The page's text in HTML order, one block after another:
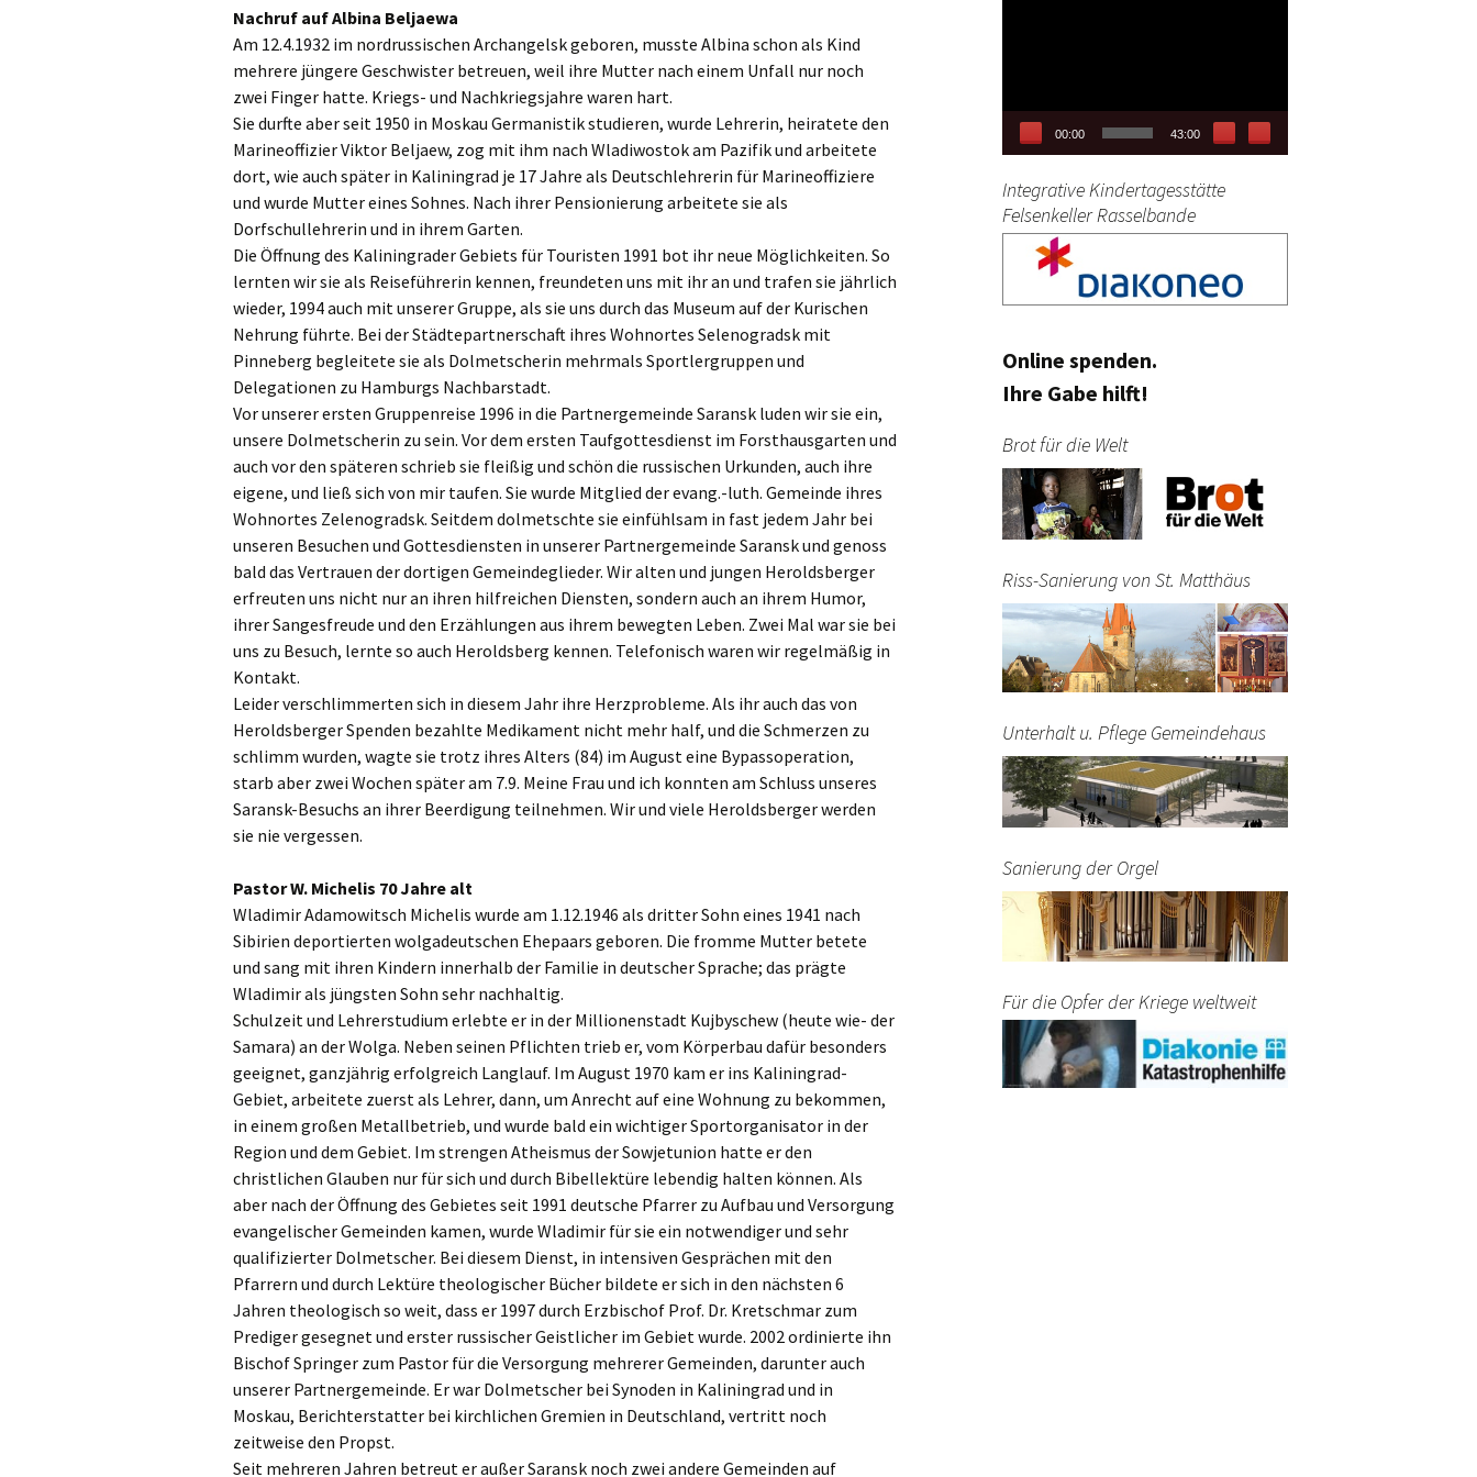
Hausfrauengymnastik
Freundeskreis Saransk
Umwelttips
Gottesdienste und
Veranstaltungen
einBlick –
Gemeindebrief
Nachruf auf Albina Beljaewa
Am 12.4.1932 im nordrussischen Archangelsk geboren, musste Albina schon als Kind
mehrere jüngere Geschwister betreuen, weil ihre Mutter nach einem Unfall nur noch
zwei Finger hatte. Kriegs- und Nachkriegsjahre waren hart.
Sie durfte aber seit 1950 in Moskau Germanistik studieren, wurde Lehrerin, heiratete den
Marineoffizier Viktor Beljaew, zog mit ihm nach Wladiwostok am Pazifik und arbeitete
dort, wie auch später in Kaliningrad je 17 Jahre als Deutschlehrerin für Marineoffiziere
und wurde Mutter eines Sohnes. Nach ihrer Pensionierung arbeitete sie als
Dorfschullehrerin und in ihrem Garten.
Die Öffnung des Kaliningrader Gebiets für Touristen 1991 bot ihr neue Möglichkeiten. So
lernten wir sie als Reiseführerin kennen, freundeten uns mit ihr an und trafen sie jährlich
wieder, 1994 auch mit unserer Gruppe, als sie uns durch das Museum auf der Kurischen
Nehrung führte. Bei der Städtepartnerschaft ihres Wohnortes Selenogradsk mit
Pinneberg begleitete sie als Dolmetscherin mehrmals Sportlergruppen und
Delegationen zu Hamburgs Nachbarstadt.
Vor unserer ersten Gruppenreise 1996 in die Partnergemeinde Saransk luden wir sie ein,
unsere Dolmetscherin zu sein. Vor dem ersten Taufgottesdienst im Forsthausgarten und
auch vor den späteren schrieb sie fleißig und schön die russischen Urkunden, auch ihre
eigene, und ließ sich von mir taufen. Sie wurde Mitglied der evang.-luth. Gemeinde ihres
Wohnortes Zelenogradsk. Seitdem dolmetschte sie einfühlsam in fast jedem Jahr bei
unseren Besuchen und Gottesdiensten in unserer Partnergemeinde Saransk und genoss
bald das Vertrauen der dortigen Gemeindeglieder. Wir alten und jungen Heroldsberger
erfreuten uns nicht nur an ihren hilfreichen Diensten, sondern auch an ihrem Humor,
ihrer Sangesfreude und den Erzählungen aus ihrem bewegten Leben. Zwei Mal war sie bei
uns zu Besuch, lernte so auch Heroldsberg kennen. Telefonisch waren wir regelmäßig in
Kontakt.
Leider verschlimmerten sich in diesem Jahr ihre Herzprobleme. Als ihr auch das von
Heroldsberger Spenden bezahlte Medikament nicht mehr half, und die Schmerzen zu
schlimm wurden, wagte sie trotz ihres Alters (84) im August eine Bypassoperation,
starb aber zwei Wochen später am 7.9. Meine Frau und ich konnten am Schluss unseres
Saransk-Besuchs an ihrer Beerdigung teilnehmen. Wir und viele Heroldsberger werden
sie nie vergessen.
Pastor W. Michelis 70 Jahre alt
Wladimir Adamowitsch Michelis wurde am 1.12.1946 als dritter Sohn eines 1941 nach
Sibirien deportierten wolgadeutschen Ehepaars geboren. Die fromme Mutter betete
und sang mit ihren Kindern innerhalb der Familie in deutscher Sprache; das prägte
Wladimir als jüngsten Sohn sehr nachhaltig.
Schulzeit und Lehrerstudium erlebte er in der Millionenstadt Kujbyschew (heute wie- der
Samara) an der Wolga. Neben seinen Pflichten trieb er, vom Körperbau dafür besonders
geeignet, ganzjährig erfolgreich Langlauf. Im August 1970 kam er ins Kaliningrad-
Gebiet, arbeitete zuerst als Lehrer, dann, um Anrecht auf eine Wohnung zu bekommen,
in einem großen Metallbetrieb, und wurde bald ein wichtiger Sportorganisator in der
Region und dem Gebiet. Im strengen Atheismus der Sowjetunion hatte er den
christlichen Glauben nur für sich und durch Bibellektüre lebendig halten können. Als
aber nach der Öffnung des Gebietes seit 1991 deutsche Pfarrer zu Aufbau und Versorgung
evangelischer Gemeinden kamen, wurde Wladimir für sie ein notwendiger und sehr
qualifizierter Dolmetscher. Bei diesem Dienst, in intensiven Gesprächen mit den
Pfarrern und durch Lektüre theologischer Bücher bildete er sich in den nächsten 6
Jahren theologisch so weit, dass er 1997 durch Erzbischof Prof. Dr. Kretschmar zum
Prediger gesegnet und erster russischer Geistlicher im Gebiet wurde. 2002 ordinierte ihn
Bischof Springer zum Pastor für die Versorgung mehrerer Gemeinden, darunter auch
unserer Partnergemeinde. Er war Dolmetscher bei Synoden in Kaliningrad und in
Moskau, Berichterstatter bei kirchlichen Gremien in Deutschland, vertritt noch
zeitweise den Propst.
Seit mehreren Jahren betreut er außer Saransk noch zwei andere Gemeinden auf
00:00 43:00
Integrative Kindertagesstätte
Felsenkeller Rasselbande
Online spenden.
Ihre Gabe hilft!
Brot für die Welt
Riss-Sanierung von St. Matthäus
Unterhalt u. Pflege Gemeindehaus
Sanierung der Orgel
Für die Opfer der Kriege weltweit